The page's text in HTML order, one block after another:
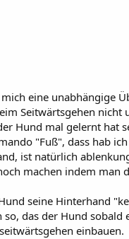
eine unabhängige
Seitwärtsgehen
Hund mal gelernt
"Fuß", dass hab
ist natürlich
machen indem
seine Hinterhand
das der Hund
einbauen.